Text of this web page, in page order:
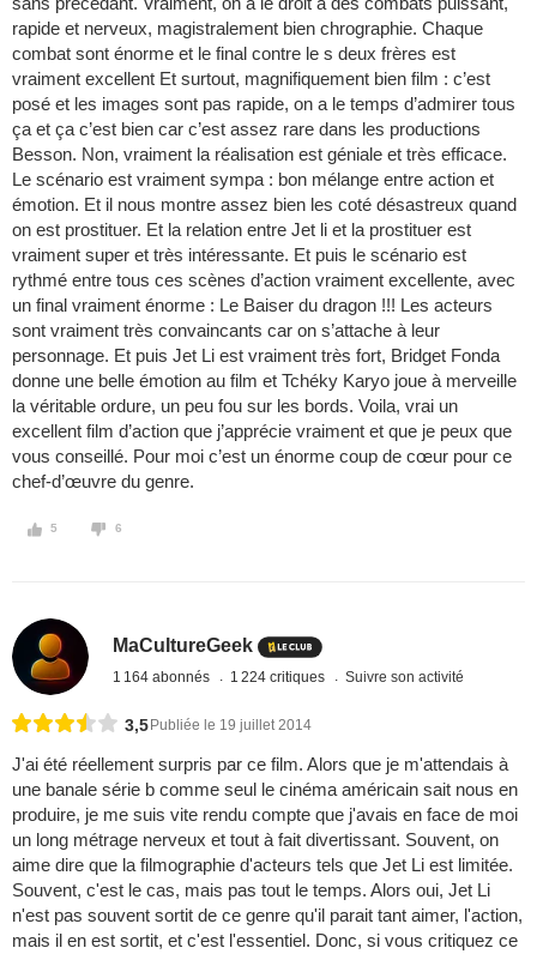
rapide et nerveux, magistralement bien chrographie. Chaque
combat sont énorme et le final contre le s deux frères est
vraiment excellent Et surtout, magnifiquement bien film : c’est
posé et les images sont pas rapide, on a le temps d’admirer tous
ça et ça c’est bien car c’est assez rare dans les productions
Besson. Non, vraiment la réalisation est géniale et très efficace.
Le scénario est vraiment sympa : bon mélange entre action et
émotion. Et il nous montre assez bien les coté désastreux quand
on est prostituer. Et la relation entre Jet li et la prostituer est
vraiment super et très intéressante. Et puis le scénario est
rythmé entre tous ces scènes d’action vraiment excellente, avec
un final vraiment énorme : Le Baiser du dragon !!! Les acteurs
sont vraiment très convaincants car on s’attache à leur
personnage. Et puis Jet Li est vraiment très fort, Bridget Fonda
donne une belle émotion au film et Tchéky Karyo joue à merveille
la véritable ordure, un peu fou sur les bords. Voila, vrai un
excellent film d’action que j’apprécie vraiment et que je peux que
vous conseillé. Pour moi c’est un énorme coup de cœur pour ce
chef-d’œuvre du genre.
5 6
MaCultureGeek
1 164 abonnés 1 224 critiques Suivre son activité
3,5 Publiée le 19 juillet 2014
J'ai été réellement surpris par ce film. Alors que je m'attendais à
une banale série b comme seul le cinéma américain sait nous en
produire, je me suis vite rendu compte que j'avais en face de moi
un long métrage nerveux et tout à fait divertissant. Souvent, on
aime dire que la filmographie d'acteurs tels que Jet Li est limitée.
Souvent, c'est le cas, mais pas tout le temps. Alors oui, Jet Li
n'est pas souvent sortit de ce genre qu'il parait tant aimer, l'action,
mais il en est sortit, et c'est l'essentiel. Donc, si vous critiquez ce